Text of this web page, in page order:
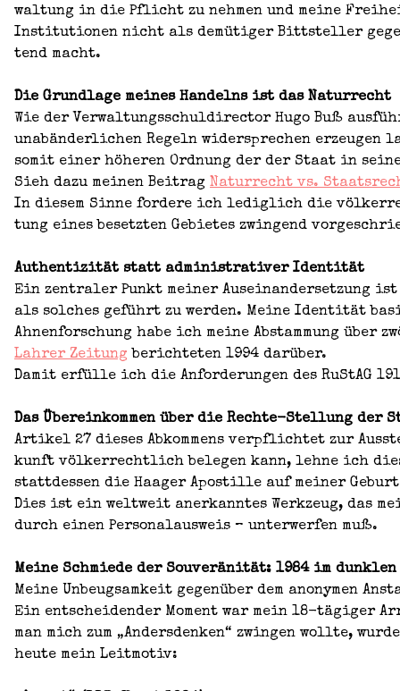
wal­tung in die Pflicht zu neh­men und mei­ne
Insti­tu­tio­nen nicht als demü­ti­ger Bitt­stel­ler
tend macht.
Die Grund­la­ge mei­nes Han­delns ist das Natur­recht
Wie der Ver­wal­tungs­schul­di­rec­tor Hugo Buß
unab­än­der­li­chen Regeln wider­spre­chen
somit einer höhe­ren Ord­nung der der Staat in
Sieh dazu mei­nen Bei­trag Natur­recht vs.
In die­sem Sin­ne for­de­re ich ledig­lich die
tung eines besetz­ten Gebie­tes zwin­gend
Authen­ti­zi­tät statt admi­nis­tra­ti­ver Iden­ti­tät
Ein zen­tra­ler Punkt mei­ner Aus­ein­an­der­set­zung ist
als sol­ches geführt zu wer­den. Mei­ne Iden­ti­tät
Ahnen­for­schung habe ich mei­ne Abstam­mung über
Lah­rer Zei­tung berich­te­ten 1994 dar­über.
Damit erfül­le ich die Anfor­de­run­gen des RuS­tAG
Das Über­ein­kom­men über die Rech­te-Stel­lung der
Arti­kel 27 die­ses Abkom­mens ver­pflich­tet zur
kunft völ­ker­recht­lich bele­gen kann, leh­ne ich
statt­des­sen die Haa­ger Apos­til­le auf mei­ner
Dies ist ein welt­weit aner­kann­tes Werk­zeug, das
durch einen Per­so­nal­aus­weis – unter­wer­fen muß.
Mei­ne Schmie­de der Sou­ve­rä­ni­tät: 1984 im
Mei­ne Unbeug­sam­keit gegen­über dem anony­men
Ein ent­schei­den­der Moment war mein 18-tägi­ger
man mich zum „Anders­den­ken“ zwin­gen woll­te,
heu­te mein Leit­mo­tiv: